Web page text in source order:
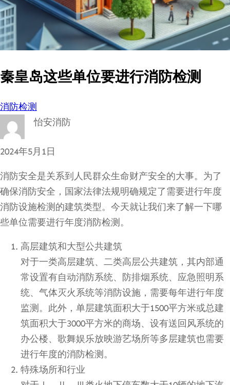
秦皇岛这些单位要进行消防检测
消防检测
怡安消防
2024年5月1日
消防安全是关系到人民群众生命财产安全的大事。为了
确保消防安全，国家法律法规明确规定了需要进行年度
消防设施检测的建筑类型。今天就让我们来了解一下哪
些单位需要进行年度消防检测。
高层建筑和大型公共建筑
对于一类高层建筑、二类高层公共建筑，其内部通
常设置有自动消防系统、防排烟系统、应急照明系
统、气体灭火系统等消防设施，需要每年进行年度
监测。此外，单层建筑面积大于1500平方米或总建
筑面积大于3000平方米的商场、设有送回风系统的
办公楼、歌舞娱乐放映游艺场所等多层建筑也需要
进行年度的消防检测。
特殊场所和行业